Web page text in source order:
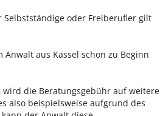
oder Freiberufler gilt
aus Kassel schon zu Beginn
wird die Beratungsgebühr auf weitere
also beispielsweise aufgrund des